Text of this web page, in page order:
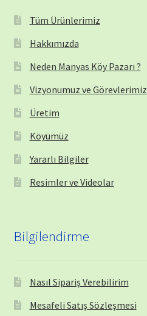
Tüm Ürünlerimiz
Hakkımızda
Neden Manyas Köy Pazarı ?
Vizyonumuz ve Görevlerimiz
Üretim
Köyümüz
Yararlı Bilgiler
Resimler ve Videolar
Bilgilendirme
Nasıl Sipariş Verebilirim
Mesafeli Satış Sözleşmesi